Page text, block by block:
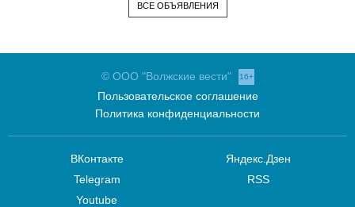
ВСЕ ОБЪЯВЛЕНИЯ
© ООО "Волжские вести" 16+
Пользовательское соглашение
Политика конфиденциальности
ВКонтакте
Telegram
Youtube
Яндекс.Дзен
RSS